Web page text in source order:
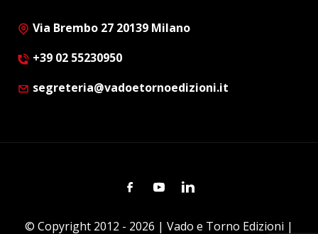
Via Brembo 27 20139 Milano
+39 02 55230950
segreteria@vadoetornoedizioni.it
FacebookYoutubeLinkedin
© Copyright 2012 - 2026 | Vado e Torno Edizioni |